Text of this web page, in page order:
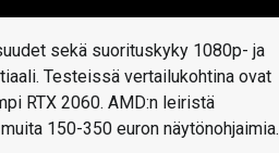
sekä suorituskyky 1080p- ja
Testeissä vertailukohtina ovat
RTX 2060. AMD:n leiristä
150-350 euron näytönohjaimia.